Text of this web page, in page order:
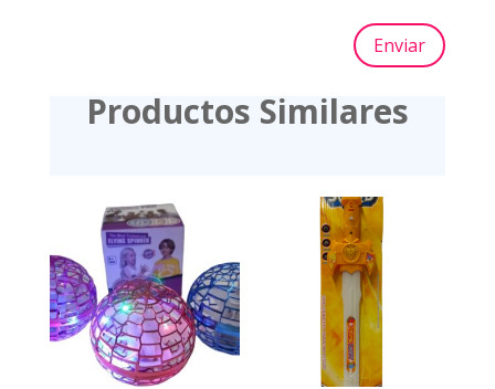
Enviar
Productos Similares